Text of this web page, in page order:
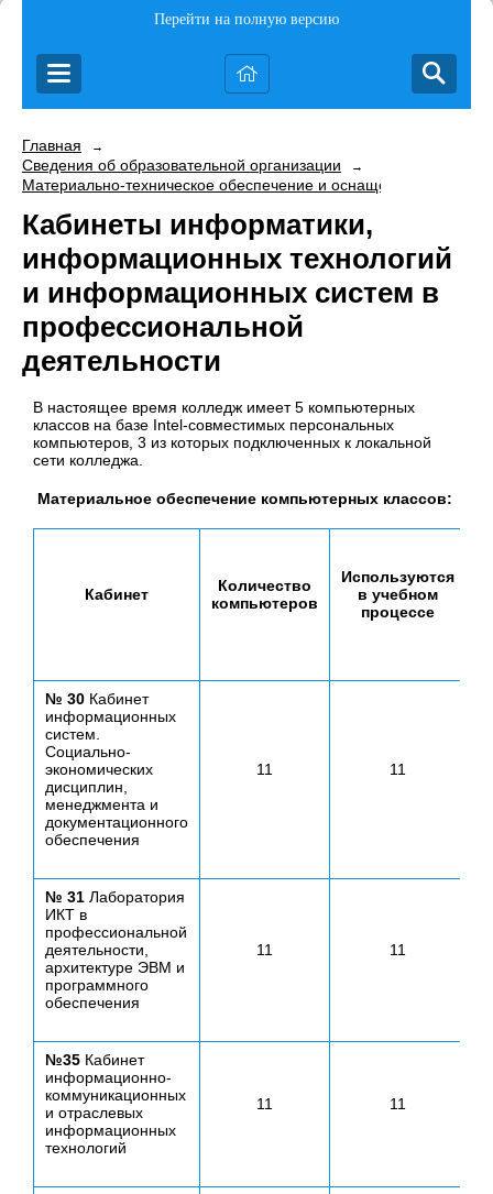
Перейти на полную версию
Главная →
Сведения об образовательной организации →
Материально-техническое обеспечение и оснащенность
Кабинеты информатики,
информационных технологий
и информационных систем в
профессиональной
деятельности
В настоящее время колледж имеет 5 компьютерных
классов на базе Intel-совместимых персональных
компьютеров, 3 из которых подключенных к локальной
сети колледжа.
Материальное обеспечение компьютерных классов:
Кабинет
Количество
компьютеров
Используются
в учебном
процессе
№ 30 Кабинет
информационных
систем.
Социально-
экономических
дисциплин,
менеджмента и
документационного
обеспечения
11 11
№ 31 Лаборатория
ИКТ в
профессиональной
деятельности,
архитектуре ЭВМ и
программного
обеспечения
11 11
№35 Кабинет
информационно-
коммуникационных
и отраслевых
информационных
технологий
11 11